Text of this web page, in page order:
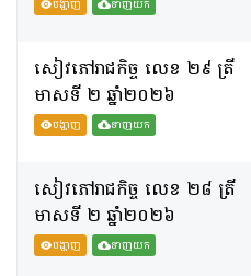
សៀវភៅរាជកិច្ច លេខ ២៩ ត្រី
មាសទី​ ២ ឆ្នាំ២០២៦
បង្ហាញ ទាញយក
សៀវភៅរាជកិច្ច លេខ ២៨ ត្រី
មាសទី​ ២ ឆ្នាំ២០២៦
បង្ហាញ ទាញយក